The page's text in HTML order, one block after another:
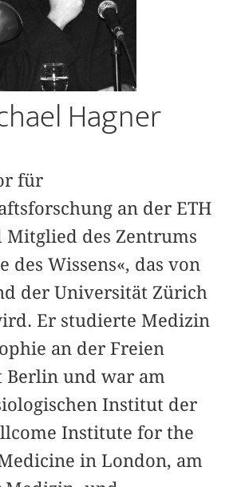
Hagner
für
an der ETH
Mitglied des Zentrums
des Wissens«, das von
der Universität Zürich
Er studierte Medizin
an der Freien
Berlin und war am
Institut der
Institute for the
in London, am